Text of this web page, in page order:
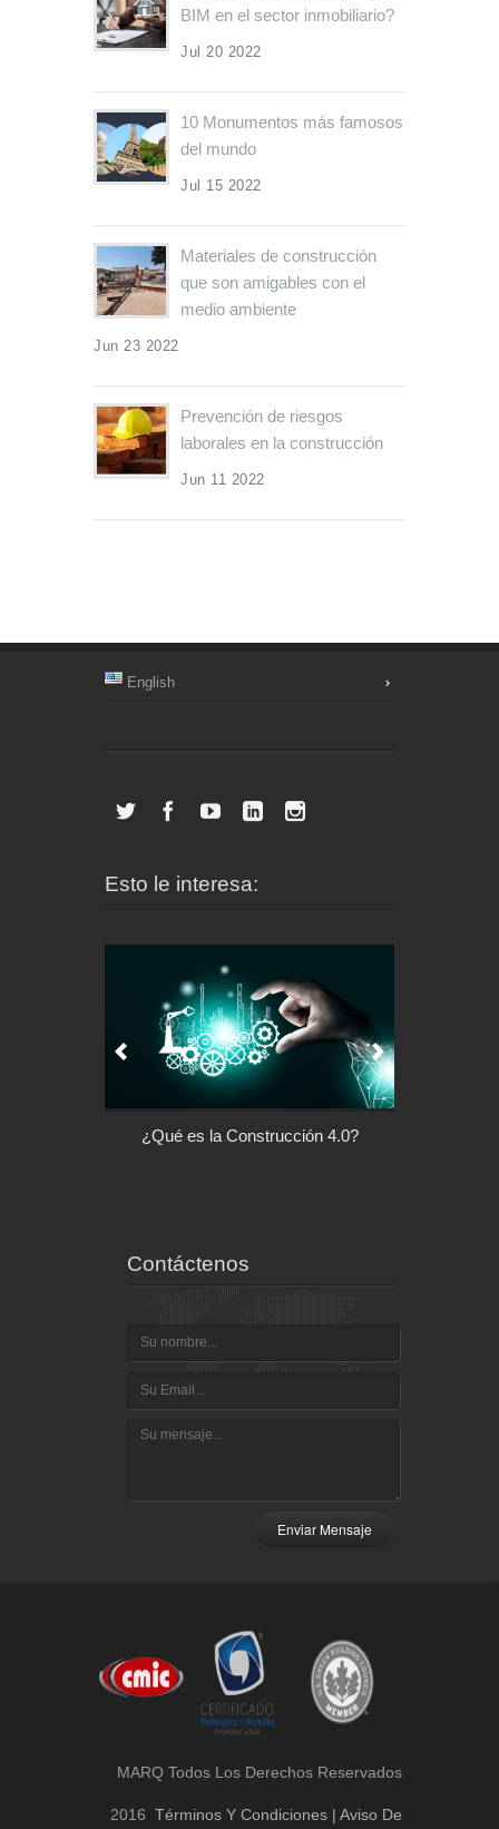
BIM en el sector inmobiliario?
Jul 20 2022
10 Monumentos más famosos
del mundo
Jul 15 2022
Materiales de construcción
que son amigables con el
medio ambiente
Jun 23 2022
Prevención de riesgos
laborales en la construcción
Jun 11 2022
English
Esto le interesa:
Arquitectura con Responsabilidad
Contáctenos
Enviar Mensaje
MARQ Todos Los Derechos Reservados
2016 Términos Y Condiciones | Aviso De